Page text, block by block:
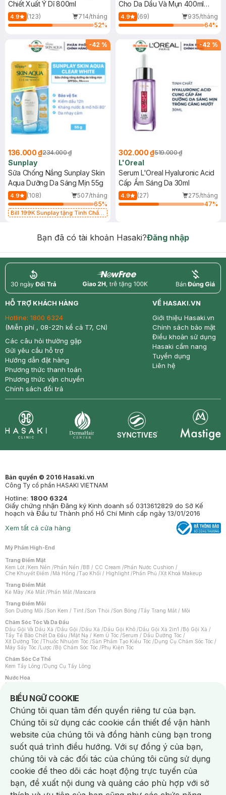
Chiết Xuất Ý Dĩ 800ml
4.9 (123)
714/tháng
52%
Cho Da Dầu Và Mụn 400ml
(Mới)
4.9 (69)
935/tháng
64%
-42 %
136.000 ₫234.000 ₫
Sunplay
Sữa Chống Nắng Sunplay Skin
Aqua Dưỡng Da Sáng Mịn 55g
4.9 (108)
507/tháng
65%
Bill 199K Sunplay tặng Tinh Chất
-42 %
302.000 ₫519.000 ₫
L'Oreal
Serum L'Oreal Hyaluronic Acid
Cấp Ẩm Sáng Da 30ml
4.9 (27)
275/tháng
47%
Bạn đã có tài khoản Hasaki?Đăng nhập
return nowfree price
HỖ TRỢ KHÁCH HÀNG
Hotline: 1800 6324
(Miễn phí , 08-22h kể cả T7, CN)
Các câu hỏi thường gặp
Gửi yêu cầu hỗ trợ
Hướng dẫn đặt hàng
Phương thức thanh toán
Phương thức vận chuyển
Chính sách đổi trả
VỀ HASAKI.VN
Giới thiệu Hasaki.vn
Chính sách bảo mật
Điều khoản sử dụng
Hasaki cẩm nang
Tuyển dụng
Liên hệ
Bản quyền © 2016 Hasaki.vn
Công Ty cổ phần HASAKI VIETNAM
Hotline: 1800 6324
Giấy chứng nhận Đăng ký Kinh doanh số 0313612829 do Sở Kế
hoạch và Đầu tư Thành phố Hồ Chí Minh cấp ngày 13/01/2016
Xem tất cả cửa hàng
Mỹ Phẩm High-End
Trang Điểm Mặt
Kem Lót /Kem Nền /Phấn Nền /BB / CC Cream /Phấn Nước Cushion /
Che Khuyết Điểm /Má Hồng /Tạo Khối / Highlight /Phấn Phủ /Xịt Khoá Makeup
Trang Điểm Mắt
Kẻ Mày /Kẻ Mắt /Phấn Mắt /Mascara
Trang Điểm Môi
Son Dưỡng Môi /Son Kem / Tint /Son Thỏi /Son Bóng /Tẩy Trang Mắt / Môi
Chăm Sóc Tóc Và Da Đầu
Dầu Gội Và Dầu Xả /Dầu Gội /Dầu Xả /Dầu Gội Khô /Dầu Gội Xả 2in1 /Bộ Gội Xả /
Tẩy Tế Bào Chết Da Đầu /Mặt Nạ / Kem Ủ Tóc /Serum / Dầu Dưỡng Tóc /
Xịt Dưỡng Tóc /Thuốc Nhuộm Tóc /Sản Phẩm Tạo Kiểu Tóc /Dụng Cụ Chăm Sóc Tóc /
Máy Sấy Tóc /Lược /Bộ Chăm Sóc Tóc /Phụ Kiện Tóc
Chăm Sóc Cơ Thể
Kem Tẩy Lông /Dụng Cụ Tẩy Lông
Nước Hoa
Nước Hoa Nữ
Chăm Sóc Cá Nhân
Chống Muỗi /Khẩu Trang /Máy Massage/Mặt Nạ Xông Hơi /Nước Rửa Tay/
Sản Phẩm Chăm Sóc Khác /Bàn Chải Đánh Răng /Bàn Chải Điện/
Hỗ Trợ Trắng Răng/Kem Đánh Răng /Máy Tăm Nước/ Nước Súc Miệng/
Tăm / Chỉ Nha Khoa/ Xịt Thơm Miệng / Dung Dịch Vệ Sinh/Dưỡng Vùng Kín/
Khăn Ướt Vệ Sinh Vùng Kín/Băng Vệ Sinh/Tampon/Bọt Cạo Râu /Dao Cạo Râu/
Máy Cạo Râu
Vấn Đề Về Da
Da Dầu / Lỗ Chân Lông To/ Da Khô / Mất Nước/ Da Lão Hóa/ Da Mụn/
Da Nhạy Cảm / Kích Ứng
Da Xỉn Màu Thâm / Nám / Tàn Nhang
Quầng Thâm & Bọng Mắt /Sẹo /Viêm Da Cơ Địa
Dụng Cụ / Phụ Kiện Chăm Sóc Da
Bông Tẩy Trang
Khăn Lau Mặt Khô Dụng Cụ / Máy Rửa Mặt Máy Chăm Sóc Da
BIỂU NGỮ COOKIE
Notice about cookies usage
Chúng tôi quan tâm đến quyền riêng tư của bạn.
Chúng tôi sử dụng các cookie cần thiết để vận hành
website của chúng tôi và đồng hành cùng bạn trong
suốt quá trình điều hướng. Với sự đồng ý của bạn,
chúng tôi và các đối tác của chúng tôi cũng sử dụng
cookie để theo dõi các hoạt động trực tuyến của
bạn, đề xuất nội dung và quảng cáo phù hợp với sở